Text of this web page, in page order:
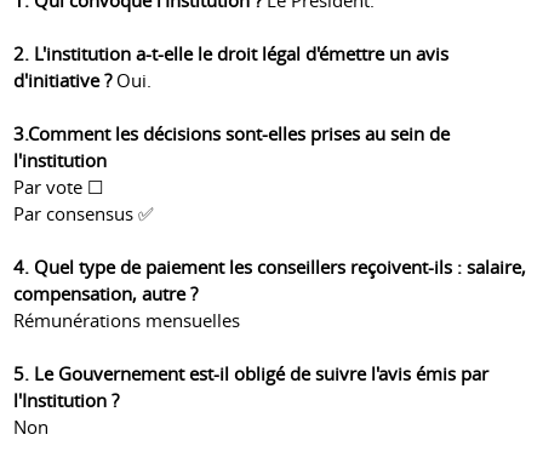
2. L'institution a-t-elle le droit légal d'émettre un avis
d'initiative ?Oui.
3.Comment les décisions sont-elles prises au sein de
l'institution
Par vote ☐
Par consensus ✅
4. Quel type de paiement les conseillers reçoivent-ils : salaire,
compensation, autre ?
Rémunérations mensuelles
5. Le Gouvernement est-il obligé de suivre l'avis émis par
l'Institution ?
Non